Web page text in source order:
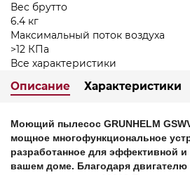
Вес брутто
6.4 кг
Максимальный поток воздуха
>12 КПа
Все характеристики
Описание Характеристики
Моющий пылесос GRUNHELM
мощное многофункциональное
разработанное для эффективной
вашем доме. Благодаря